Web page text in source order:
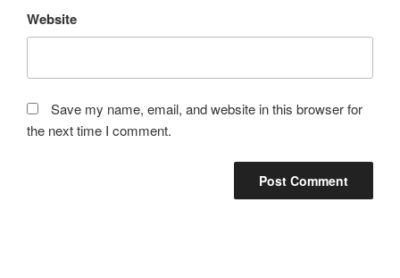
Website
Save my name, email, and website in this browser for
the next time I comment.